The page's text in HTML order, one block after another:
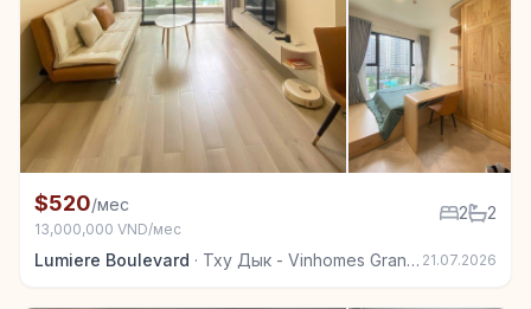
Квартира в аренду в Тху Дык - Vinhomes Grand
$520/мес
13,000,000 VND/мес
2 2
Lumiere Boulevard · Тху Дык - Vinhomes Grand Park 21.07.2026